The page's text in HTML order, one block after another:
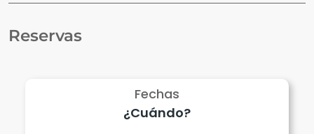
Reservas
Fechas